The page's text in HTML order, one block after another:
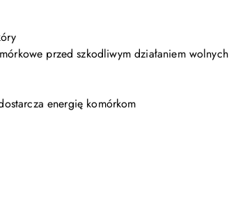
przed szkodliwym działaniem wolnych
energię komórkom